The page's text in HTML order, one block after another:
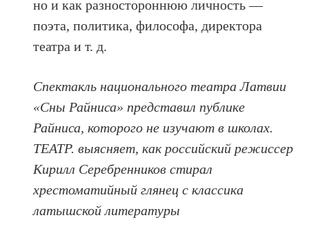
но и как разностороннюю личность —
поэта, политика, философа, директора
театра и т. д.
Спектакль национального театра Латвии
«Сны Райниса» представил публике
Райниса, которого не изучают в школах.
ТЕАТР. выясняет, как российский режиссер
Кирилл Серебренников стирал
хрестоматийный глянец с классика
латышской литературы